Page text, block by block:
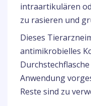
intraartikulären
zu rasieren und
Dieses
antimikrobielles
Anwendung
Reste sind zu